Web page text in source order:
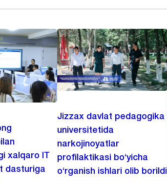
xalqaro IT
dasturiga
Jizzax davlat pedagogika
universitetida
narkojinoyatlar
profilaktikasi bo‘yicha
o‘rganish ishlari olib borildi